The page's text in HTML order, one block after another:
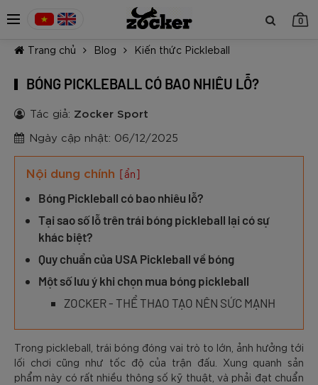
0
TIẾP TỤC MUA HÀNG
Trang chủ Blog Kiến thức Pickleball
BÓNG PICKLEBALL CÓ BAO NHIÊU LỖ?
Tác giả: Zocker Sport
Ngày cập nhật: 06/12/2025
Nội dung chính [ẩn]
Bóng Pickleball có bao nhiêu lỗ?
Tại sao số lỗ trên trái bóng pickleball lại có sự
khác biệt?
Quy chuẩn của USA Pickleball về bóng
Một số lưu ý khi chọn mua bóng pickleball
ZOCKER - THỂ THAO TẠO NÊN SỨC MẠNH
Trong pickleball, trái bóng đóng vai trò to lớn, ảnh hưởng tới
lối chơi cũng như tốc độ của trận đấu. Xung quanh sản
phẩm này có rất nhiều thông số kỹ thuật, và phải đạt chuẩn